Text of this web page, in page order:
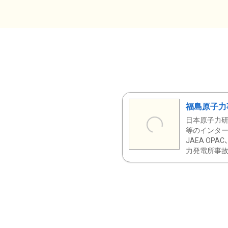
福島原子
日本原子力
等のインタ
JAEA OPAC
力発電所事